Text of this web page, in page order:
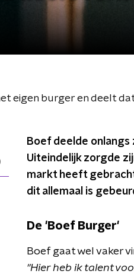
eigen burger en deelt
Boef deelde
Uiteindelijk zorgde
markt heeft
dit allemaal is
De 'Boef Burger'
Boef gaat wel vaker
"Hier heb ik talent